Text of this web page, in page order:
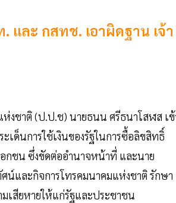
และ กสทช. เอาผิดฐาน เจ้า
งชาติ (ป.ป.ช) นายธนน ศรีธนาโสฬส เ
เด็นการใช้เงินของรัฐในการซื้อลิขสิทธิ์
กชน ซึ่งขัดต่ออำนาจหน้าที่ และนาย
ศน์และกิจการโทรคมนาคมแห่งชาติ รักษา
เสียหายให้แก่รัฐและประชาชน